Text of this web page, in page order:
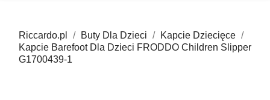
Riccardo.pl Buty Dla Dzieci
Kapcie Dziecięce
Kapcie Barefoot Dla Dzieci FRODDO Children Slipper
G1700439-1